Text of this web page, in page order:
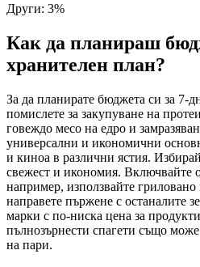
Други: 3%
Как да планираш
хранителен план?
За да планирате бюджета си за 7-
помислете за закупуване на
говеждо месо на едро и
универсални и икономични
и киноа в различни ястия.
свежест и икономия. Включвайте
например, използвайте
направете пържене с останалите
марки с по-ниска цена за
пълнозърнести спагети също
на пари.